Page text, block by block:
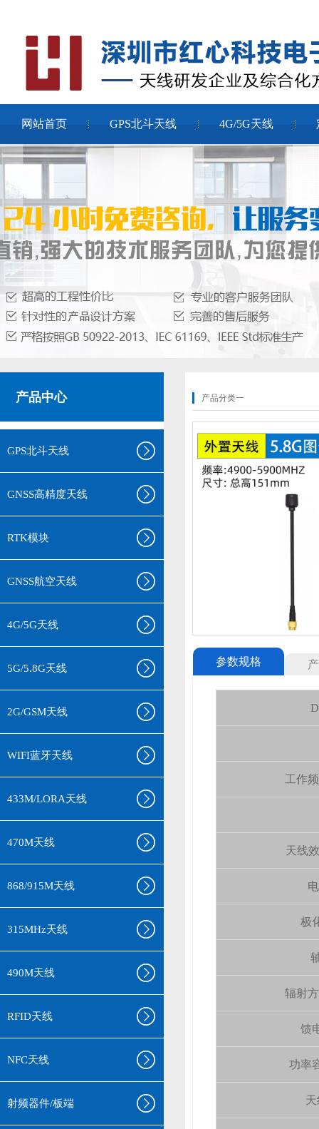
网站首页 GPS北斗天线 4G/5G天线
产品中心
GPS北斗天线
GNSS高精度天线
RTK模块
GNSS航空天线
4G/5G天线
5G/5.8G天线
2G/GSM天线
WIFI蓝牙天线
433M/LORA天线
470M天线
868/915M天线
315MHz天线
490M天线
RFID天线
NFC天线
射频器件/板端
产品分类一
参数规格
工作
天线
极
辐射
馈
功率
天